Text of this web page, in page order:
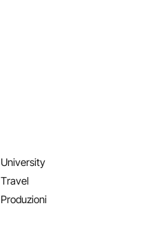
University
Travel
Produzioni